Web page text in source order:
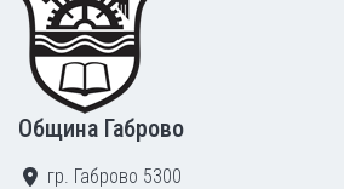
Община Габрово
гр. Габрово 5300